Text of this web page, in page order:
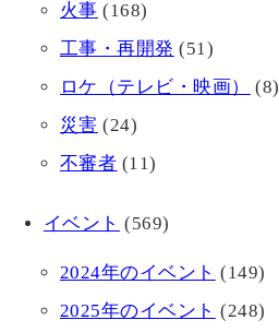
火事 (168)
工事・再開発 (51)
ロケ（テレビ・映画）
(8)
災害 (24)
不審者 (11)
イベント (569)
2024年のイベント (149)
2025年のイベント (248)